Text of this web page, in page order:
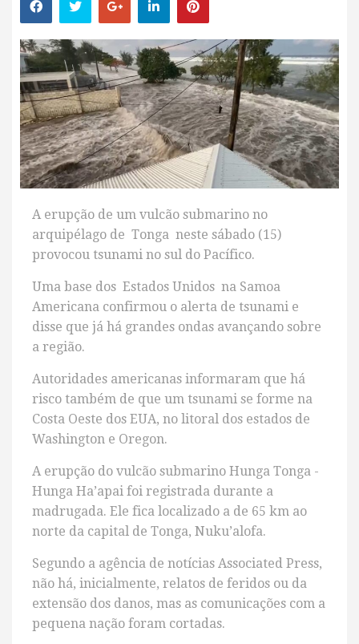
A erupção de um vulcão submarino no
arquipélago de Tonga neste sábado (15)
provocou tsunami no sul do Pacífico.
Uma base dos Estados Unidos na Samoa
Americana confirmou o alerta de tsunami e
disse que já há grandes ondas avançando sobre
a região.
Autoridades americanas informaram que há
risco também de que um tsunami se forme na
Costa Oeste dos EUA, no litoral dos estados de
Washington e Oregon.
A erupção do vulcão submarino Hunga Tonga -
Hunga Ha’apai foi registrada durante a
madrugada. Ele fica localizado a de 65 km ao
norte da capital de Tonga, Nuku’alofa.
Segundo a agência de notícias Associated Press,
não há, inicialmente, relatos de feridos ou da
extensão dos danos, mas as comunicações com a
pequena nação foram cortadas.